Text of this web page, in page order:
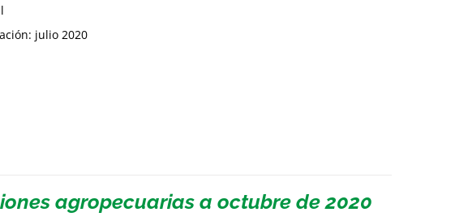
julio 2020
agropecuarias a octubre de 2020